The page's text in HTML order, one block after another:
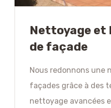
Nettoyage et
de façade
Nous redonnons une
façades grâce à des
nettoyage avancées